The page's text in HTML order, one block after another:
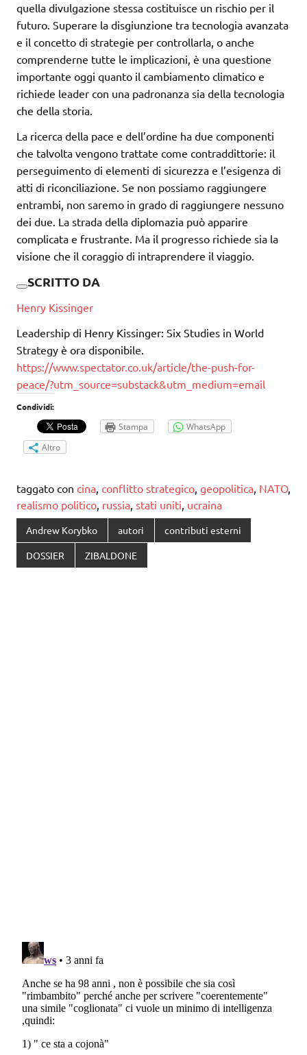
quella divulgazione stessa costituisce un rischio per il
futuro. Superare la disgiunzione tra tecnologia avanzata
e il concetto di strategie per controllarla, o anche
comprenderne tutte le implicazioni, è una questione
importante oggi quanto il cambiamento climatico e
richiede leader con una padronanza sia della tecnologia
che della storia.
La ricerca della pace e dell’ordine ha due componenti
che talvolta vengono trattate come contraddittorie: il
perseguimento di elementi di sicurezza e l’esigenza di
atti di riconciliazione. Se non possiamo raggiungere
entrambi, non saremo in grado di raggiungere nessuno
dei due. La strada della diplomazia può apparire
complicata e frustrante. Ma il progresso richiede sia la
visione che il coraggio di intraprendere il viaggio.
SCRITTO DA
Henry Kissinger
Leadership di Henry Kissinger: Six Studies in World
Strategy è ora disponibile.
https://www.spectator.co.uk/article/the-push-for-
peace/?utm_source=substack&utm_medium=email
Condividi:
Stampa
WhatsApp
Altro
taggato con cina conflitto strategico geopolitica NATO,
realismo politico russia stati uniti ucraina
Andrew Korybko autori contributi esterni
DOSSIER ZIBALDONE